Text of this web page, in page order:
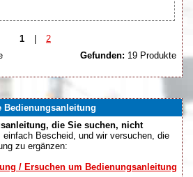
1 |
2
Gefunden: 19 Produkte
Bedienungsanleitung
die Sie suchen, nicht
einfach Bescheid, und wir versuchen, die
zu ergänzen:
/ Ersuchen um Bedienungsanleitung